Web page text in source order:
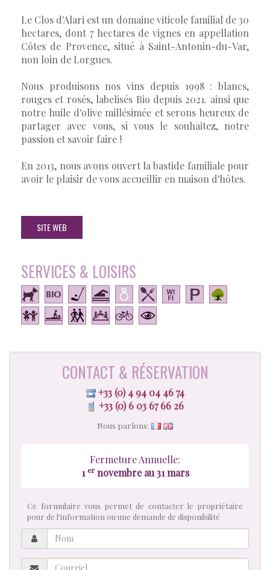
Le Clos d'Alari est un domaine viticole familial de 30
hectares, dont 7 hectares de vignes en appellation
Côtes de Provence, situé à Saint-Antonin-du-Var,
non loin de Lorgues.
Nous produisons nos vins depuis 1998 : blancs,
rouges et rosés, labelisés Bio depuis 2021. ainsi que
notre huile d'olive millésimée et serons heureux de
partager avec vous, si vous le souhaitez, notre
passion et savoir faire !
En 2013, nous avons ouvert la bastide familiale pour
avoir le plaisir de vous accueillir en maison d'hôtes.
SITE WEB
SERVICES & LOISIRS
CONTACT & RÉSERVATION
+33 (0) 4 94 04 46 74
+33 (0) 6 03 67 66 26
Nous parlons:
Fermeture Annuelle:
1 ernovembre au 31 mars
Ce formulaire vous permet de contacter le propriétaire
pour de l'information ou une demande de disponibilité
Nom
Courriel